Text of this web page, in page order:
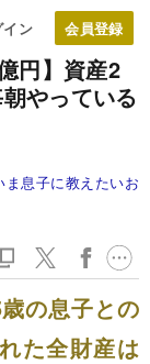
イン
円】 資産2
やっている
息子に教えたいお
の息子との
た全財産は